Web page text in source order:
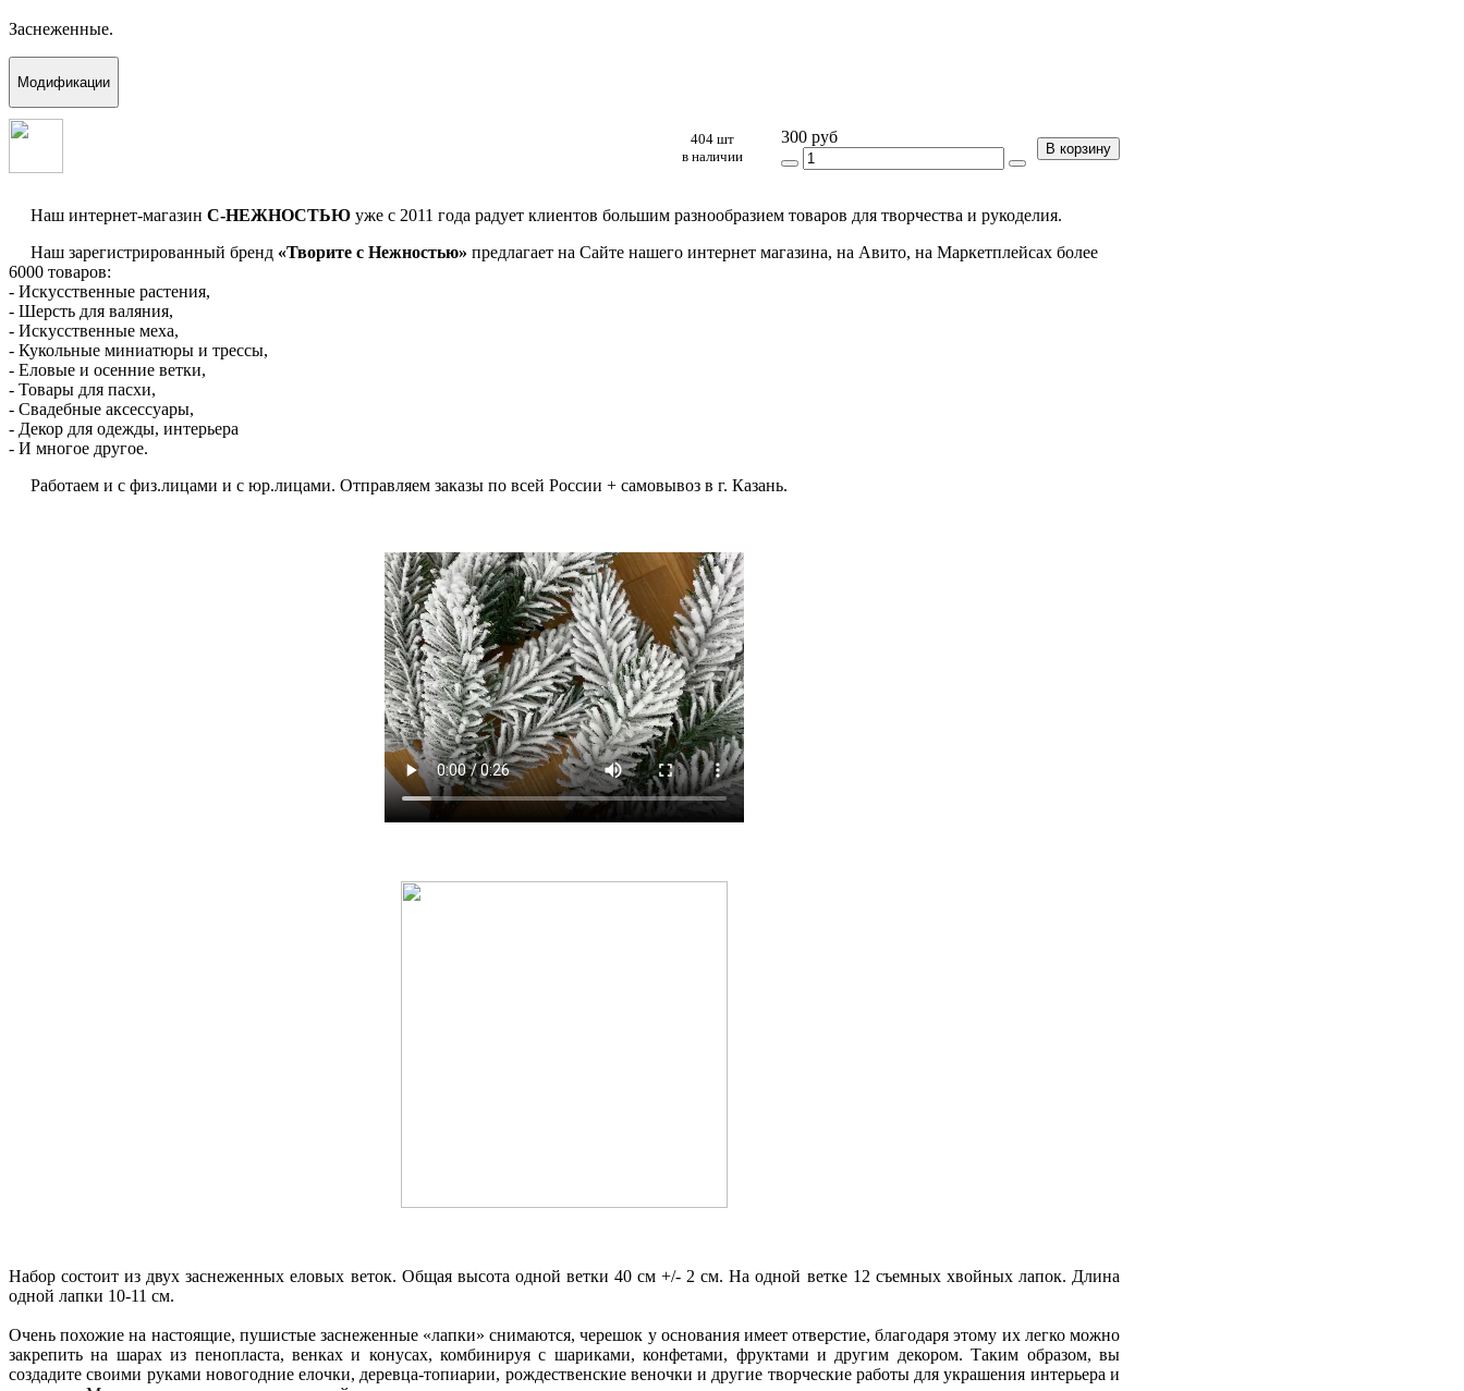
Заснеженные.
Модификации
404 шт
в наличии
300 руб
В корзину
Наш интернет-магазин С-НЕЖНОСТЬЮ уже с 2011 года радует клиентов большим разнообразием товаров для творчества и рукоделия.
Наш зарегистрированный бренд «Творите с Нежностью» предлагает на Сайте нашего интернет магазина, на Авито, на Маркетплейсах более
6000 товаров:
- Искусственные растения,
- Шерсть для валяния,
- Искусственные меха,
- Кукольные миниатюры и трессы,
- Еловые и осенние ветки,
- Товары для пасхи,
- Свадебные аксессуары,
- Декор для одежды, интерьера
- И многое другое.
Работаем и с физ.лицами и с юр.лицами. Отправляем заказы по всей России + самовывоз в г. Казань.
Набор состоит из двух заснеженных еловых веток. Общая высота одной ветки 40 см +/- 2 см. На одной ветке 12 съемных хвойных лапок. Длина
одной лапки 10-11 см.
Очень похожие на настоящие, пушистые заснеженные «лапки» снимаются, черешок у основания имеет отверстие, благодаря этому их легко можно
закрепить на шарах из пенопласта, венках и конусах, комбинируя с шариками, конфетами, фруктами и другим декором. Таким образом, вы
создадите своими руками новогодние елочки, деревца-топиарии, рождественские веночки и другие творческие работы для украшения интерьера и